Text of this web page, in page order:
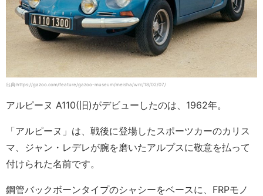
出典:https://gazoo.com/feature/gazoo-museum/meisha/wrc/18/02/07/
アルピーヌ A110(旧)がデビューしたのは、1962年。
「アルピーヌ」は、戦後に登場したスポーツカーのカリス
マ、ジャン・レデレが腕を磨いたアルプスに敬意を払って
付けられた名前です。
鋼管バックボーンタイプのシャシーをベースに、FRPモノ